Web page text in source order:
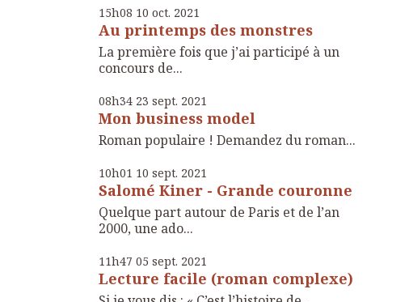
15h08 10 oct. 2021
Au printemps des monstres
La première fois que j’ai participé à un
concours de...
08h34 23 sept. 2021
Mon business model
Roman populaire ! Demandez du roman...
10h01 10 sept. 2021
Salomé Kiner - Grande couronne
Quelque part autour de Paris et de l’an
2000, une ado...
11h47 05 sept. 2021
Lecture facile (roman complexe)